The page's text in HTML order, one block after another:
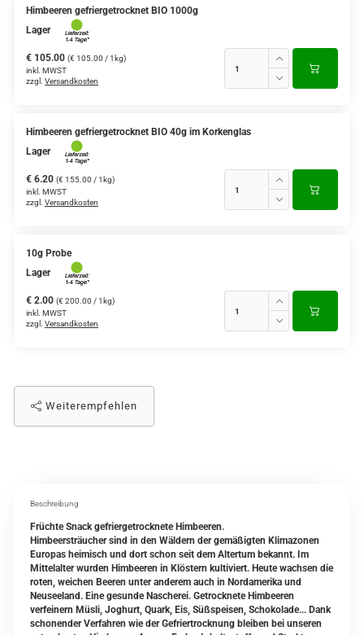
Himbeeren gefriergetrocknet BIO 1000g
Lager
€ 105.00 (€ 105.00 / 1kg)
inkl. MWST
zzgl. Versandkosten
Himbeeren gefriergetrocknet BIO 40g im Korkenglas
Lager
€ 6.20 (€ 155.00 / 1kg)
inkl. MWST
zzgl. Versandkosten
10g Probe
Lager
€ 2.00 (€ 200.00 / 1kg)
inkl. MWST
zzgl. Versandkosten
Weiterempfehlen
Beschreibung
Früchte Snack gefriergetrocknete Himbeeren.
Himbeersträucher sind in den Wäldern der gemäßigten Klimazonen
Europas heimisch und dort schon seit dem Altertum bekannt. Im
Mittelalter wurden Himbeeren in Klöstern kultiviert. Heute wachsen die
roten, weichen Beeren unter anderem auch in Nordamerika und
Neuseeland. Eine gesunde Nascherei. Getrocknete Himbeeren
verfeinern Müsli, Joghurt, Quark, Eis, Süßspeisen, Schokolade... Dank
schonender Verfahren wie der Gefriertrocknung bleiben bei unseren